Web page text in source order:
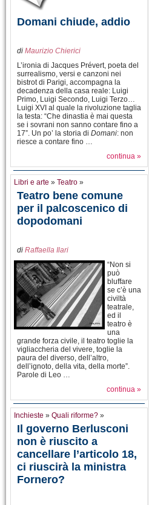
Domani chiude, addio
di Maurizio Chierici
L’ironia di Jacques Prévert, poeta del
surrealismo, versi e canzoni nei
bistrot di Parigi, accompagna la
decadenza della casa reale: Luigi
Primo, Luigi Secondo, Luigi Terzo…
Luigi XVI al quale la rivoluzione taglia
la testa: “Che dinastia è mai questa
se i sovrani non sanno contare fino a
17”. Un po’ la storia di Domani: non
riesce a contare fino …
continua »
Libri e arte » Teatro »
Teatro bene comune
per il palcoscenico di
dopodomani
di Raffaella Ilari
“Non si
può
bluffare
se c’è una
civiltà
teatrale,
ed il
teatro è
una
grande forza civile, il teatro toglie la
vigliaccheria del vivere, toglie la
paura del diverso, dell’altro,
dell’ignoto, della vita, della morte”.
Parole di Leo …
continua »
Inchieste » Quali riforme? »
Il governo Berlusconi
non è riuscito a
cancellare l’articolo 18,
ci riuscirà la ministra
Fornero?